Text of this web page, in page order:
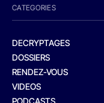
CATEGORIES
DECRYPTAGES
DOSSIERS
RENDEZ-VOUS
VIDEOS
PODCASTS